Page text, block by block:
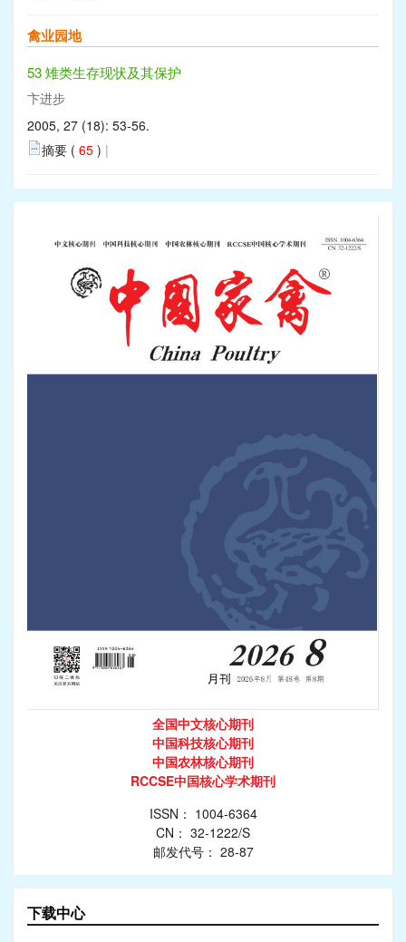
禽业园地
53 雉类生存现状及其保护
卞进步
2005, 27 (18): 53-56.
摘要 ( 65 ) |
全国中文核心期刊
中国科技核心期刊
中国农林核心期刊
RCCSE中国核心学术期刊
ISSN： 1004-6364
CN： 32-1222/S
邮发代号： 28-87
下载中心